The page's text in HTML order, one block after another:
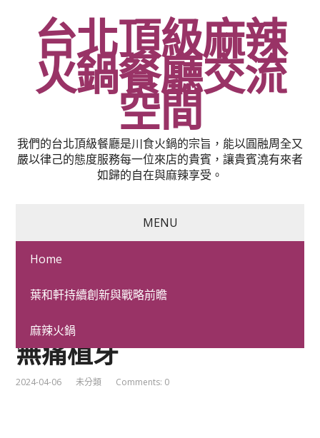
台北頂級麻辣
火鍋餐廳交流
空間
我們的台北頂級餐廳是川食火鍋的宗旨，能以圓融周全又
嚴以律己的態度服務每一位來店的貴賓，讓貴賓澆有來者
如歸的自在與麻辣享受。
MENU
Home
葉和軒持續創新與戰略前瞻
麻辣火鍋
影像直播製作的關節痛止
痛藥膏免費日本面霜雷射
無痛植牙
2024-04-06 未分類 Comments: 0